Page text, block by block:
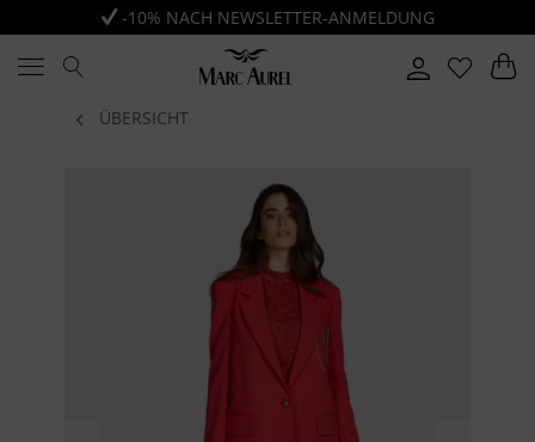
-10% NACH NEWSLETTER-ANMELDUNG
ÜBERSICHT